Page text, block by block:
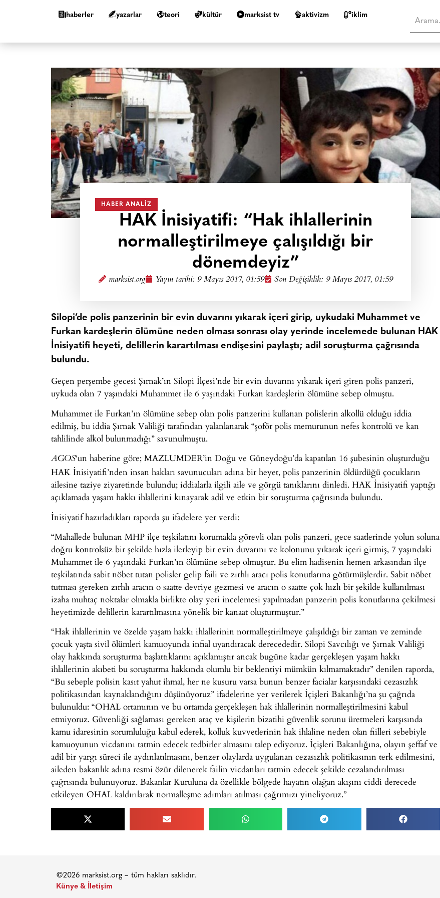
haberler yazarlar teori kültür marksist tv aktivizm i̇klim
HABER ANALIZ
HAK İnisiyatifi: “Hak ihlallerinin
normalleştirilmeye çalışıldığı bir
dönemdeyiz”
marksist.org Yayın tarihi: 9 Mayıs 2017, 01:59 Son Değişiklik: 9 Mayıs 2017, 01:59
Silopi’de polis panzerinin bir evin duvarını yıkarak içeri girip, uykudaki Muhammet ve
Furkan kardeşlerin ölümüne neden olması sonrası olay yerinde incelemede bulunan HAK
İnisiyatifi heyeti, delillerin karartılması endişesini paylaştı; adil soruşturma çağrısında
bulundu.
Geçen perşembe gecesi Şırnak’ın Silopi İlçesi’nde bir evin duvarını yıkarak içeri giren polis panzeri,
uykuda olan 7 yaşındaki Muhammet ile 6 yaşındaki Furkan kardeşlerin ölümüne sebep olmuştu.
Muhammet ile Furkan’ın ölümüne sebep olan polis panzerini kullanan polislerin alkollü olduğu iddia
edilmiş, bu iddia Şırnak Valiliği tarafından yalanlanarak “şoför polis memurunun nefes kontrolü ve kan
tahlilinde alkol bulunmadığı” savunulmuştu.
AGOS‘un haberine göre; MAZLUMDER’in Doğu ve Güneydoğu’da kapatılan 16 şubesinin oluşturduğu
HAK İnisiyatifi’nden insan hakları savunucuları adına bir heyet, polis panzerinin öldürdüğü çocukların
ailesine taziye ziyaretinde bulundu; iddialarla ilgili aile ve görgü tanıklarını dinledi. HAK İnisiyatifi yaptığı
açıklamada yaşam hakkı ihlallerini kınayarak adil ve etkin bir soruşturma çağrısında bulundu.
İnisiyatif hazırladıkları raporda şu ifadelere yer verdi:
“Mahallede bulunan MHP ilçe teşkilatını korumakla görevli olan polis panzeri, gece saatlerinde yolun soluna
doğru kontrolsüz bir şekilde hızla ilerleyip bir evin duvarını ve kolonunu yıkarak içeri girmiş, 7 yaşındaki
Muhammet ile 6 yaşındaki Furkan’ın ölümüne sebep olmuştur. Bu elim hadisenin hemen arkasından ilçe
teşkilatında sabit nöbet tutan polisler gelip faili ve zırhlı aracı polis konutlarına götürmüşlerdir. Sabit nöbet
tutması gereken zırhlı aracın o saatte devriye gezmesi ve aracın o saatte çok hızlı bir şekilde kullanılması
izaha muhtaç noktalar olmakla birlikte olay yeri incelemesi yapılmadan panzerin polis konutlarına çekilmesi
heyetimizde delillerin karartılmasına yönelik bir kanaat oluşturmuştur.”
“Hak ihlallerinin ve özelde yaşam hakkı ihlallerinin normalleştirilmeye çalışıldığı bir zaman ve zeminde
çocuk yaşta sivil ölümleri kamuoyunda infial uyandıracak derecededir. Silopi Savcılığı ve Şırnak Valiliği
olay hakkında soruşturma başlattıklarını açıklamıştır ancak bugüne kadar gerçekleşen yaşam hakkı
ihlallerinin akıbeti bu soruşturma hakkında olumlu bir beklentiyi mümkün kılmamaktadır” denilen raporda,
“Bu sebeple polisin kasıt yahut ihmal, her ne kusuru varsa bunun benzer facialar karşısındaki cezasızlık
politikasından kaynaklandığını düşünüyoruz” ifadelerine yer verilerek İçişleri Bakanlığı’na şu çağrıda
bulunuldu: “OHAL ortamının ve bu ortamda gerçekleşen hak ihlallerinin normalleştirilmesini kabul
etmiyoruz. Güvenliği sağlaması gereken araç ve kişilerin bizatihi güvenlik sorunu üretmeleri karşısında
kamu idaresinin sorumluluğu kabul ederek, kolluk kuvvetlerinin hak ihlaline neden olan fiilleri sebebiyle
kamuoyunun vicdanını tatmin edecek tedbirler almasını talep ediyoruz. İçişleri Bakanlığına, olayın şeffaf ve
adil bir yargı süreci ile aydınlatılmasını, benzer olaylarda uygulanan cezasızlık politikasının terk edilmesini,
aileden bakanlık adına resmi özür dilenerek failin vicdanları tatmin edecek şekilde cezalandırılması
çağrısında bulunuyoruz. Bakanlar Kuruluna da özellikle bölgede hayatın olağan akışını ciddi derecede
etkileyen OHAL kaldırılarak normalleşme adımları atılması çağrımızı yineliyoruz.”
©2026 marksist.org – tüm hakları saklıdır.
Künye & İletişim